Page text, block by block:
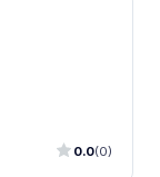
0.0(0)